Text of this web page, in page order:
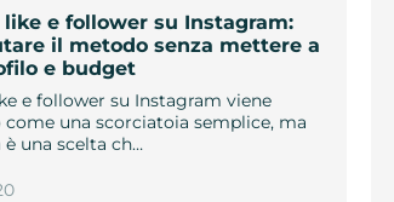
like e follower su Instagram:
il metodo senza mettere a
e budget
e follower su Instagram viene
come una scorciatoia semplice, ma
è una scelta ch…